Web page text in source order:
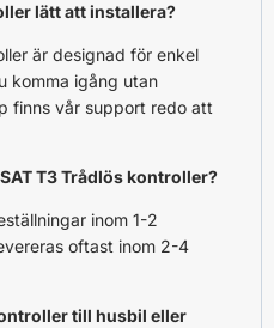
lätt att installera?
är designad för enkel
komma igång utan
finns vår support redo att
T3 Trådlös kontroller?
inom 1-2
oftast inom 2-4
till husbil eller